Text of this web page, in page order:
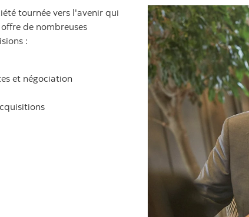
tournée vers l'avenir qui
de nombreuses
:
et négociation